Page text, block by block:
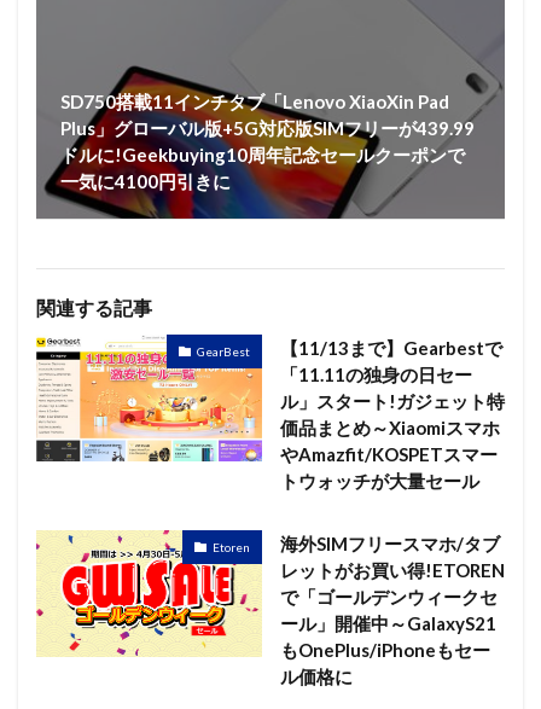
SD750搭載11インチタブ「Lenovo XiaoXin Pad
Plus」グローバル版+5G対応版SIMフリーが439.99
ドルに!Geekbuying10周年記念セールクーポンで
一気に4100円引きに
関連する記事
GearBest
【11/13まで】Gearbestで
「11.11の独身の日セー
ル」スタート!ガジェット特
価品まとめ～Xiaomiスマホ
やAmazfit/KOSPETスマー
トウォッチが大量セール
Etoren
海外SIMフリースマホ/タブ
レットがお買い得!ETOREN
で「ゴールデンウィークセ
ール」開催中～GalaxyS21
もOnePlus/iPhoneもセー
ル価格に